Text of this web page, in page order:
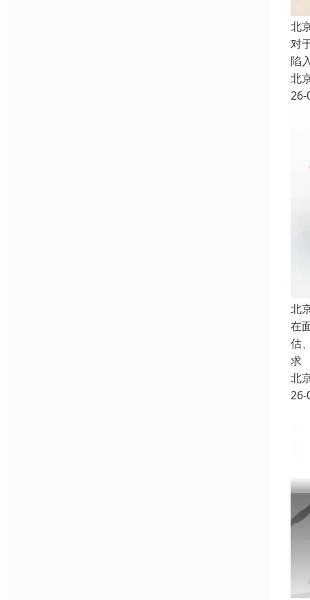
北
对
陷
北
26-
北
在
估
求
北
26-